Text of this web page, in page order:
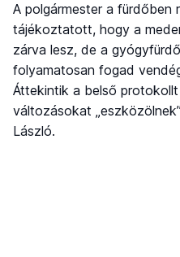
A polgármester a fürdőben
tájékoztatott, hogy a
zárva lesz, de a
folyamatosan fogad
Áttekintik a belső
változásokat
László.